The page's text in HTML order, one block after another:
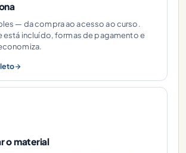
— da compra ao acesso ao curso.
está incluído, formas de pagamento e
o material